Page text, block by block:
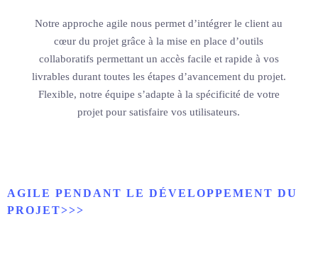
Notre approche agile nous permet d’intégrer le client au
cœur du projet grâce à la mise en place d’outils
collaboratifs permettant un accès facile et rapide à vos
livrables durant toutes les étapes d’avancement du projet.
Flexible, notre équipe s’adapte à la spécificité de votre
projet pour satisfaire vos utilisateurs.
AGILE PENDANT LE DÉVELOPPEMENT DU
PROJET>>>